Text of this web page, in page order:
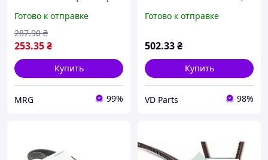
Готово к отправке
253.35₴
287.90 ₴
Купить
MRG 99%
Готово к отправке
502.33₴
Купить
VD Parts 98%